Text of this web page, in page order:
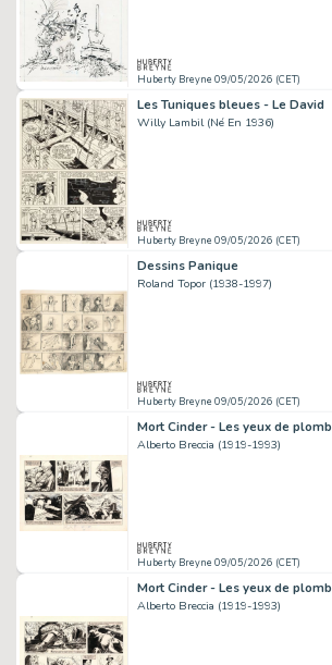
Huberty Breyne 09/05/2026 (CET)
Les Tuniques bleues - Le David
Willy Lambil (Né En 1936)
Huberty Breyne 09/05/2026 (CET)
Dessins Panique
Roland Topor (1938-1997)
Huberty Breyne 09/05/2026 (CET)
Mort Cinder - Les yeux de plomb
Alberto Breccia (1919-1993)
Huberty Breyne 09/05/2026 (CET)
Mort Cinder - Les yeux de plomb
Alberto Breccia (1919-1993)